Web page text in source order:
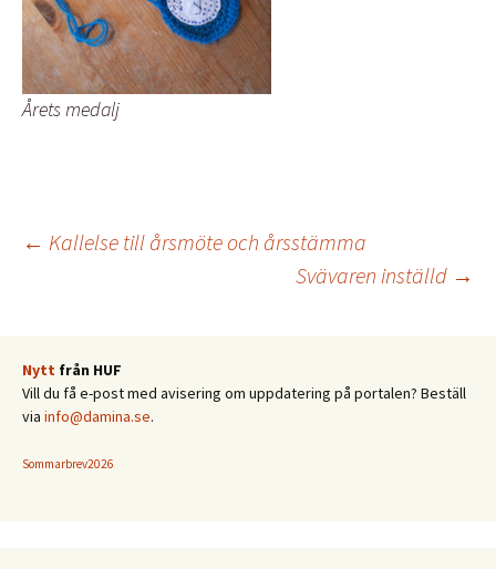
Årets medalj
Inläggsnavigering
← Kallelse till årsmöte och årsstämma
Svävaren inställd →
Nytt från HUF
Vill du få e-post med avisering om uppdatering på portalen? Beställ
via info@damina.se.
Sommarbrev2026